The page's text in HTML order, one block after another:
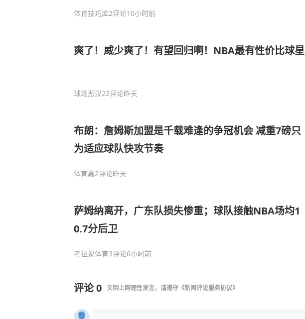
体育技巧库2评论10小时前
爽了！威少爽了！有望回归啊！NBA最有性价比球星
球场恶汉22评论昨天
布朗：詹姆斯加盟是千载难逢的争冠机会 减重7磅只
为适应球队快攻节奏
体育嘉2评论昨天
萨姆纳离开，广东队损失惨重；球队接触NBA场均1
0.7分后卫
考拉说体育3评论6小时前
评论0 文明上网理性发言，请遵守 《新闻评论服务协议》